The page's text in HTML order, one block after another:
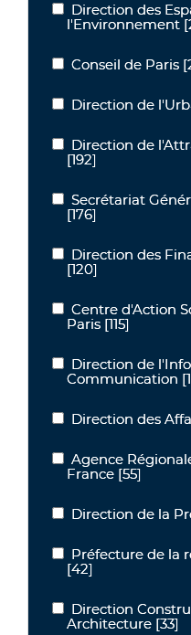
Direction des Espaces
Direction des
l'Environnement
Conseil de Paris
Conseil de Paris
Direction de l'Urbanisme
Direction de
Direction de l'Attractivité
Direction de
[192]
Secrétariat Général de la
Secrétariat
[176]
Direction des Finances
Direction des
[120]
Centre d'Action Sociale
Centre d'Action
Paris [115]
Direction de
Direction de
Communication
Direction des Affaires
Direction des
Agence Régionale de
Agence
France [55]
Direction de la Propreté
Direction de la
Préfecture de la région
Préfecture de la
[42]
Direction Constructions
Direction
Architecture [33]